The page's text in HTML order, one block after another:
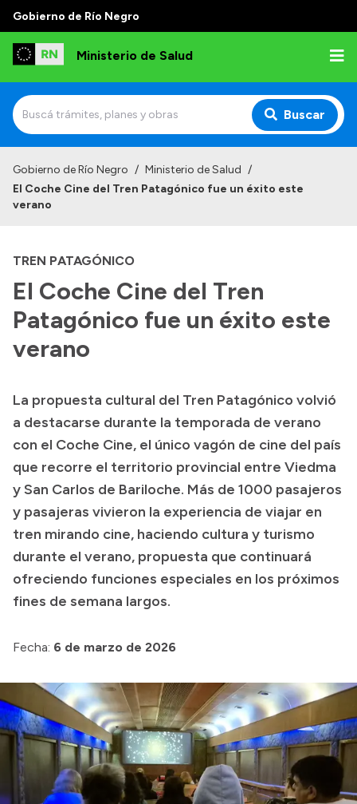
Gobierno de Río Negro
Ministerio de Salud
Buscar
Institucional
Autoridades
Consejos locales
Transparencia
Boletín Oficial
Compras y licitaciones
Consulta de expedientes
Consulta de pago a proveedores
Convocatorias
Intranet
Gobierno de Río Negro / Ministerio de Salud /
El Coche Cine del Tren Patagónico fue un éxito este
verano
TREN PATAGÓNICO
El Coche Cine del Tren
Patagónico fue un éxito este
verano
La propuesta cultural del Tren Patagónico volvió
a destacarse durante la temporada de verano
con el Coche Cine, el único vagón de cine del país
que recorre el territorio provincial entre Viedma
y San Carlos de Bariloche. Más de 1000 pasajeros
y pasajeras vivieron la experiencia de viajar en
tren mirando cine, haciendo cultura y turismo
durante el verano, propuesta que continuará
ofreciendo funciones especiales en los próximos
fines de semana largos.
Fecha: 6 de marzo de 2026